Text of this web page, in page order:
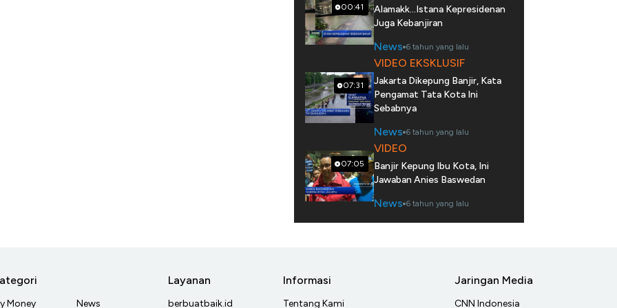
00:41
Alamakk...Istana Kepresidenan
Juga Kebanjiran
News 6 tahun yang lalu
07:31
VIDEO EKSKLUSIF
Jakarta Dikepung Banjir, Kata
Pengamat Tata Kota Ini
Sebabnya
News 6 tahun yang lalu
07:05
VIDEO
Banjir Kepung Ibu Kota, Ini
Jawaban Anies Baswedan
News 6 tahun yang lalu
Money News
Layanan
berbuatbaik.id
Informasi
Tentang Kami
Jaringan Media
CNN Indonesia